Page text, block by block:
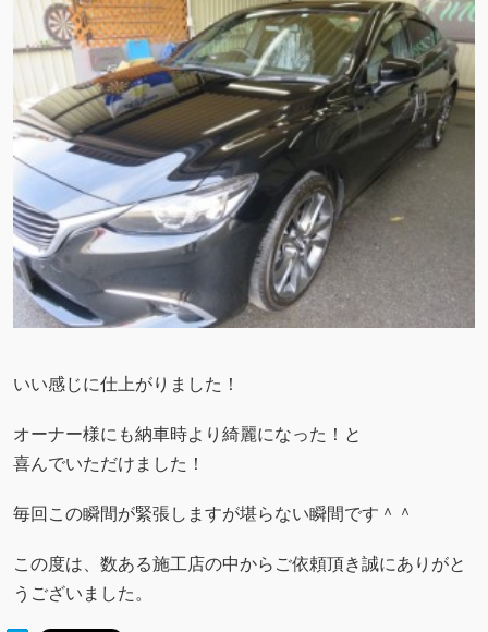
いい感じに仕上がりました！
オーナー様にも納車時より綺麗になった！と
喜んでいただけました！
毎回この瞬間が緊張しますが堪らない瞬間です＾＾
この度は、数ある施工店の中からご依頼頂き誠にありがと
うございました。